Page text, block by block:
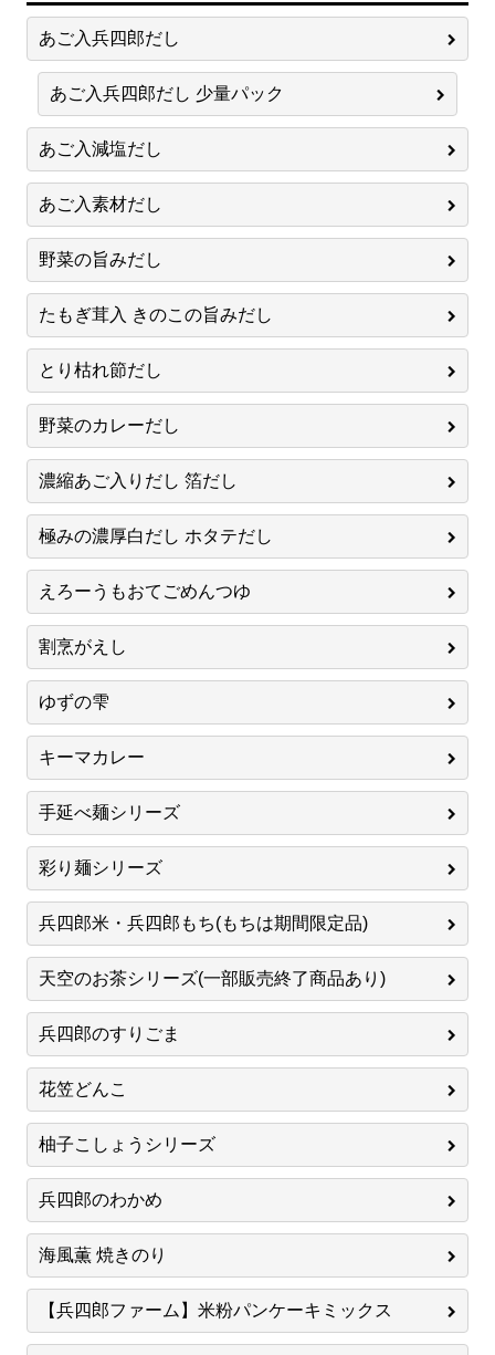
あご入兵四郎だし
あご入兵四郎だし 少量パック
あご入減塩だし
あご入素材だし
野菜の旨みだし
たもぎ茸入 きのこの旨みだし
とり枯れ節だし
野菜のカレーだし
濃縮あご入りだし 箔だし
極みの濃厚白だし ホタテだし
えろーうもおてごめんつゆ
割烹がえし
ゆずの雫
キーマカレー
手延べ麺シリーズ
彩り麺シリーズ
兵四郎米・兵四郎もち(もちは期間限定品)
天空のお茶シリーズ(一部販売終了商品あり)
兵四郎のすりごま
花笠どんこ
柚子こしょうシリーズ
兵四郎のわかめ
海風薫 焼きのり
【兵四郎ファーム】米粉パンケーキミックス